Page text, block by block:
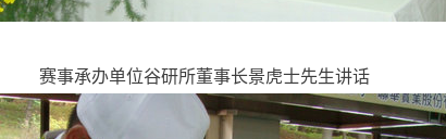
	赛事承办单位谷研所董事长景虎士先生讲话